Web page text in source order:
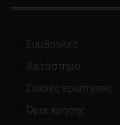
Συμβουλές
Κατάστημα
Συχνές ερωτήσεις
Όροι χρήσης